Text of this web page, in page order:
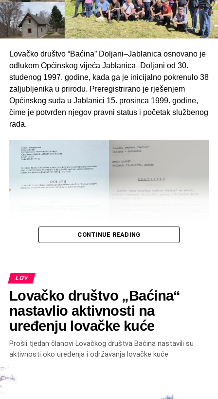
Više o Lovačkom društvu “Baćina” pročitajte u ovom
Lovačko društvo “Baćina” Doljani–Jablanica osnovano je
odlukom Općinskog vijeća Jablanica–Doljani od 30.
studenog 1997. godine, kada ga je inicijalno pokrenulo 38
zaljubljenika u prirodu. Preregistrirano je rješenjem
Općinskog suda u Jablanici 15. prosinca 1999. godine,
čime je potvrđen njegov pravni status i početak službenog
rada.
Odluka o osnivanju iz 1997
CONTINUE READING
LOV
Lovačko društvo „Baćina“
nastavlio aktivnosti na
uređenju lovačke kuće
Prošli tjedan članovi Lovačkog društva Baćina nastavili su
aktivnosti oko uređenja i održavanja lovačke kuće